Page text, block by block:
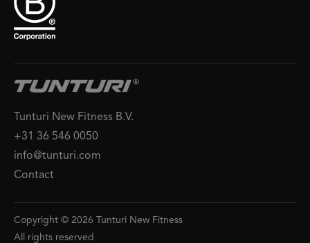
Tunturi New Fitness B.V.
+31 36 546 0050
info@tunturi.com
Contact
Copyright © 2026 Tunturi New Fitness
All rights reserved